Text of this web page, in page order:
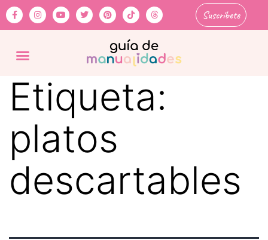
Suscríbete
Etiqueta:
platos
descartables